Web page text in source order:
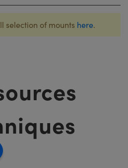
selection of mounts here.